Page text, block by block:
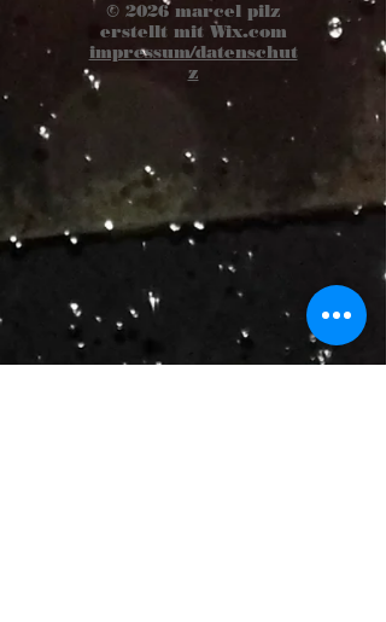
© 2026marcel pilz
erstellt mit Wix.com
impressum/datenschut
z